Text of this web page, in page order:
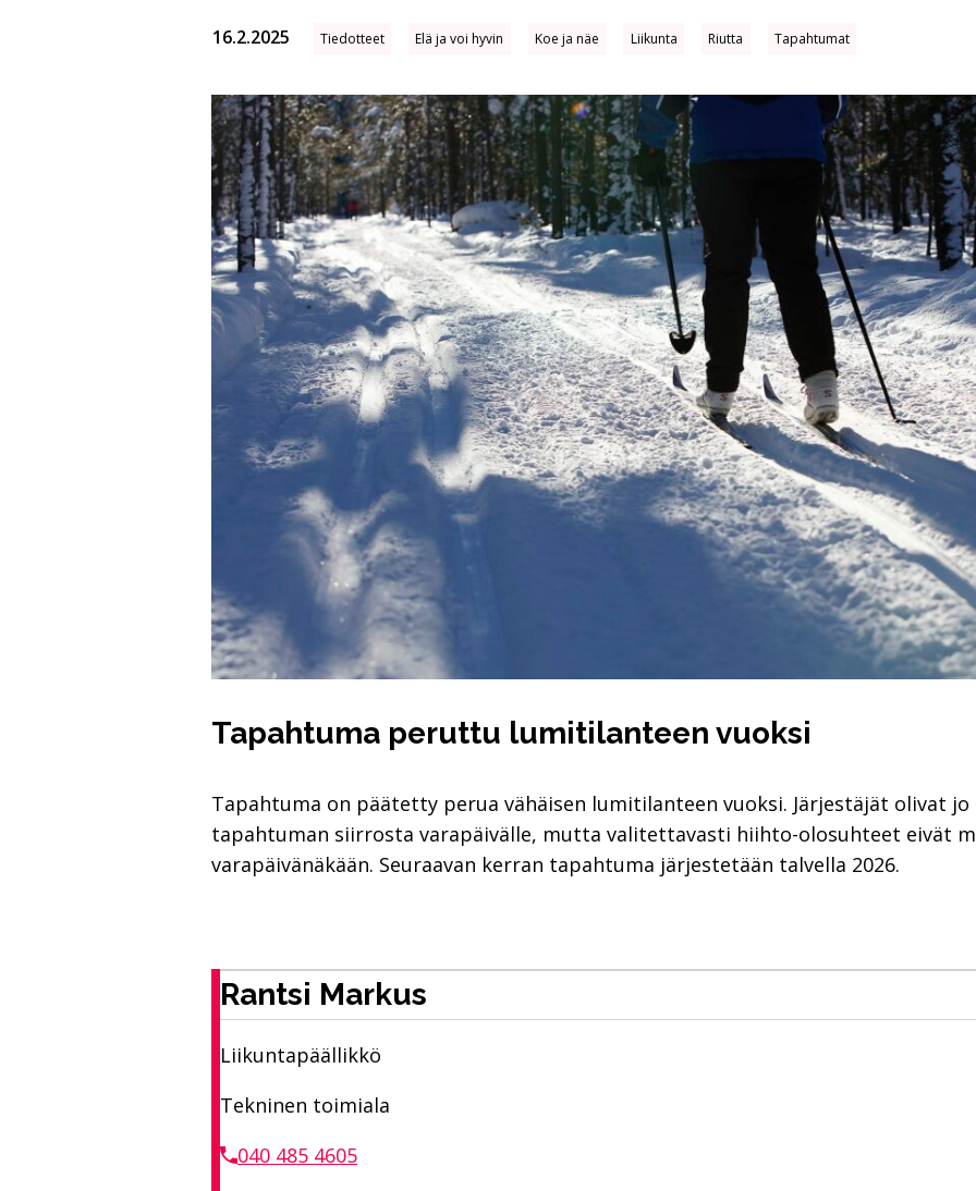
16.2.2025 Tiedotteet Elä ja voi hyvin Koe ja näe Liikunta Riutta Tapahtumat
Tapahtuma peruttu lumitilanteen vuoksi
Tapahtuma on päätetty perua vähäisen lumitilanteen vuoksi. Järjestäjät olivat
tapahtuman siirrosta varapäivälle, mutta valitettavasti hiihto-olosuhteet eivät
varapäivänäkään. Seuraavan kerran tapahtuma järjestetään talvella 2026.
Rantsi Markus
Liikuntapäällikkö
Tekninen toimiala
040 485 4605